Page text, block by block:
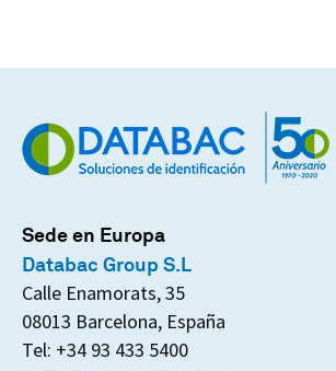
Sede en Europa
Databac Group S.L
Calle Enamorats, 35
08013 Barcelona, España
Tel: +34 93 433 5400